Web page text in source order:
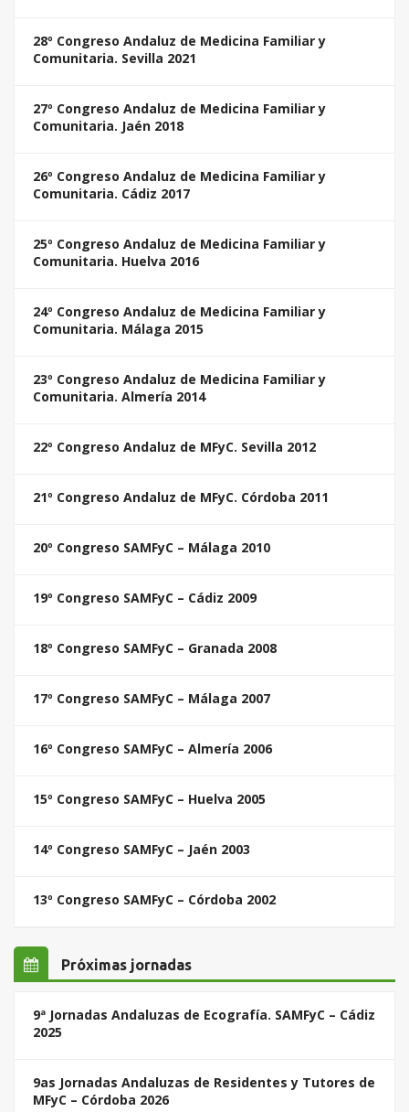
28º Congreso Andaluz de Medicina Familiar y
Comunitaria. Sevilla 2021
27º Congreso Andaluz de Medicina Familiar y
Comunitaria. Jaén 2018
26º Congreso Andaluz de Medicina Familiar y
Comunitaria. Cádiz 2017
25º Congreso Andaluz de Medicina Familiar y
Comunitaria. Huelva 2016
24º Congreso Andaluz de Medicina Familiar y
Comunitaria. Málaga 2015
23º Congreso Andaluz de Medicina Familiar y
Comunitaria. Almería 2014
22º Congreso Andaluz de MFyC. Sevilla 2012
21º Congreso Andaluz de MFyC. Córdoba 2011
20º Congreso SAMFyC – Málaga 2010
19º Congreso SAMFyC – Cádiz 2009
18º Congreso SAMFyC – Granada 2008
17º Congreso SAMFyC – Málaga 2007
16º Congreso SAMFyC – Almería 2006
15º Congreso SAMFyC – Huelva 2005
14º Congreso SAMFyC – Jaén 2003
13º Congreso SAMFyC – Córdoba 2002
Próximas jornadas
9ª Jornadas Andaluzas de Ecografía. SAMFyC – Cádiz
2025
9as Jornadas Andaluzas de Residentes y Tutores de
MFyC – Córdoba 2026